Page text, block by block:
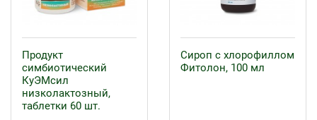
Продукт
симбиотический
КуЭМсил
низколактозный,
таблетки 60 шт.
Сироп с хлорофиллом
Фитолон, 100 мл